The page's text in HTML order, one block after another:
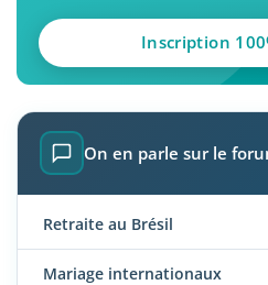
Inscription
On en parle sur le
Retraite au Brésil
Mariage internationaux